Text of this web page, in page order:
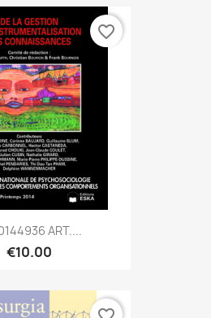
ART....
€10.00
favorite_border